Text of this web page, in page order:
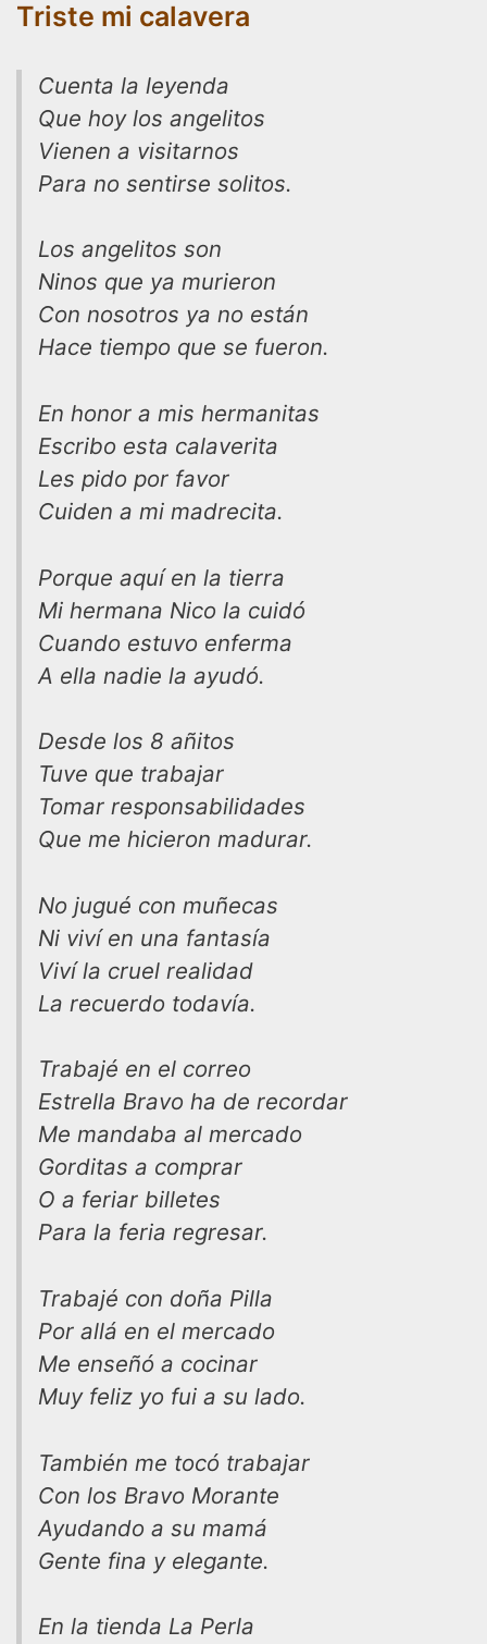
Triste mi calavera
Cuenta la leyenda
Que hoy los angelitos
Vienen a visitarnos
Para no sentirse solitos.
Los angelitos son
Ninos que ya murieron
Con nosotros ya no están
Hace tiempo que se fueron.
En honor a mis hermanitas
Escribo esta calaverita
Les pido por favor
Cuiden a mi madrecita.
Porque aquí en la tierra
Mi hermana Nico la cuidó
Cuando estuvo enferma
A ella nadie la ayudó.
Desde los 8 añitos
Tuve que trabajar
Tomar responsabilidades
Que me hicieron madurar.
No jugué con muñecas
Ni viví en una fantasía
Viví la cruel realidad
La recuerdo todavía.
Trabajé en el correo
Estrella Bravo ha de recordar
Me mandaba al mercado
Gorditas a comprar
O a feriar billetes
Para la feria regresar.
Trabajé con doña Pilla
Por allá en el mercado
Me enseñó a cocinar
Muy feliz yo fui a su lado.
También me tocó trabajar
Con los Bravo Morante
Ayudando a su mamá
Gente fina y elegante.
En la tienda La Perla